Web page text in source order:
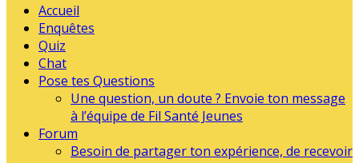
Accueil
Enquêtes
Quiz
Chat
Pose tes Questions
Une question, un doute ? Envoie ton message
à l’équipe de Fil Santé Jeunes
Forum
Besoin de partager ton expérience, de recevoir